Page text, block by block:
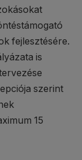
fejlesztésére.
is
szerint
15